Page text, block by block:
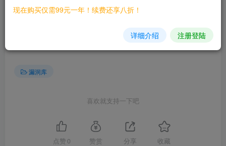
©版权声明
漏洞库
喜欢就支持一下吧
点赞 0 赞赏 分享 收藏
现在购买仅需99元一年！续费还享八折！
详细介绍 注册登陆